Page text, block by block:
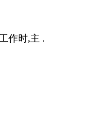
作时,主 .